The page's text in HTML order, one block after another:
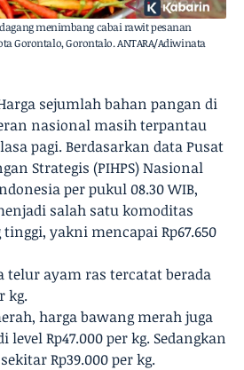
menimbang cabai rawit pesanan
Gorontalo, Gorontalo. ANTARA/Adiwinata
sejumlah bahan pangan di
nasional masih terpantau
pagi. Berdasarkan data Pusat
Strategis (PIHPS) Nasional
per pukul 08.30 WIB,
salah satu komoditas
yakni mencapai Rp67.650
telur ayam ras tercatat berada
kg.
harga bawang merah juga
Rp47.000 per kg. Sedangkan
Rp39.000 per kg.